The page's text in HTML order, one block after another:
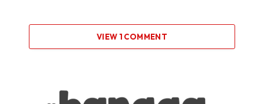
VIEW 1 COMMENT